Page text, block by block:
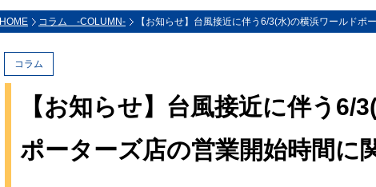
HOME コラム -COLUMN- 【お知らせ】台風接近に伴う6/3(水)の横浜ワールドポ
コラム
【お知らせ】台風接近に伴う6/
ポーターズ店の営業開始時間に